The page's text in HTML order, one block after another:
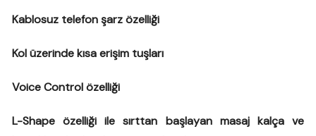
Kablosuz telefon şarz özelliği
Kol üzerinde kısa erişim tuşları
Voice Control özelliği
L-Shape özelliği ile sırttan başlayan masaj kalça ve